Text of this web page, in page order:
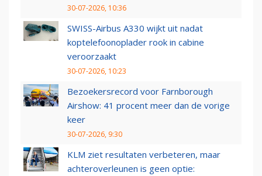
30-07-2026, 10:36
SWISS-Airbus A330 wijkt uit nadat
koptelefoonoplader rook in cabine
veroorzaakt
30-07-2026, 10:23
Bezoekersrecord voor Farnborough
Airshow: 41 procent meer dan de vorige
keer
30-07-2026, 9:30
KLM ziet resultaten verbeteren, maar
achteroverleunen is geen optie: